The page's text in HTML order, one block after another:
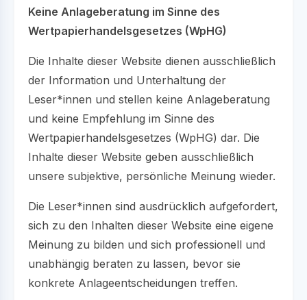
Keine Anlageberatung im Sinne des
Wertpapierhandelsgesetzes (WpHG)
Die Inhalte dieser Website dienen ausschließlich
der Information und Unterhaltung der
Leser*innen und stellen keine Anlageberatung
und keine Empfehlung im Sinne des
Wertpapierhandelsgesetzes (WpHG) dar. Die
Inhalte dieser Website geben ausschließlich
unsere subjektive, persönliche Meinung wieder.
Die Leser*innen sind ausdrücklich aufgefordert,
sich zu den Inhalten dieser Website eine eigene
Meinung zu bilden und sich professionell und
unabhängig beraten zu lassen, bevor sie
konkrete Anlageentscheidungen treffen.